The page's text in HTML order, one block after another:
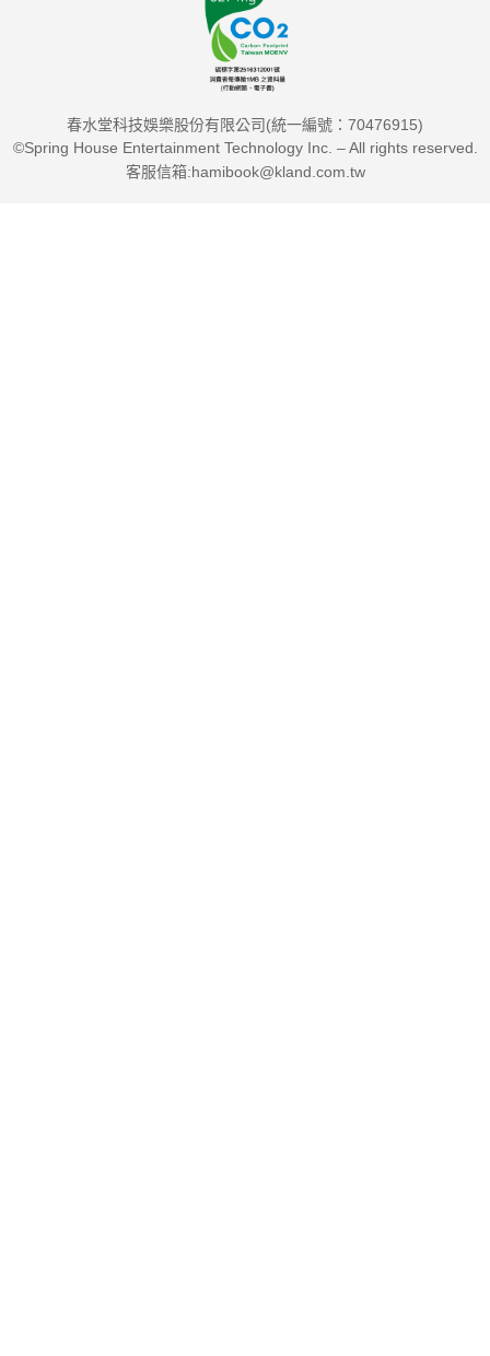
春水堂科技娛樂股份有限公司(統一編號：70476915)
©Spring House Entertainment Technology Inc. – All rights reserved.
客服信箱:hamibook@kland.com.tw